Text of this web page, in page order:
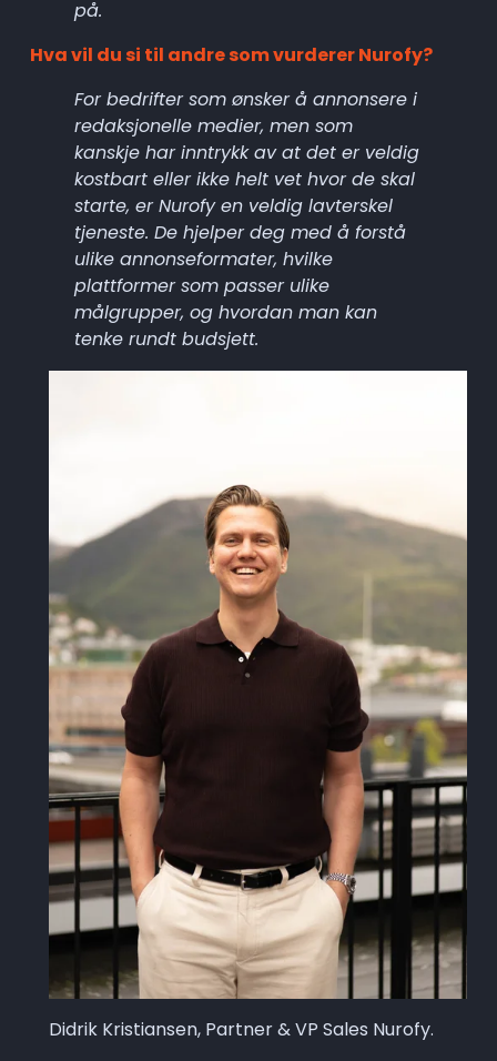
på.
Hva vil du si til andre som vurderer Nurofy?
For bedrifter som ønsker å annonsere i
redaksjonelle medier, men som
kanskje har inntrykk av at det er veldig
kostbart eller ikke helt vet hvor de skal
starte, er Nurofy en veldig lavterskel
tjeneste. De hjelper deg med å forstå
ulike annonseformater, hvilke
plattformer som passer ulike
målgrupper, og hvordan man kan
tenke rundt budsjett.
Didrik Kristiansen, Partner & VP Sales Nurofy.